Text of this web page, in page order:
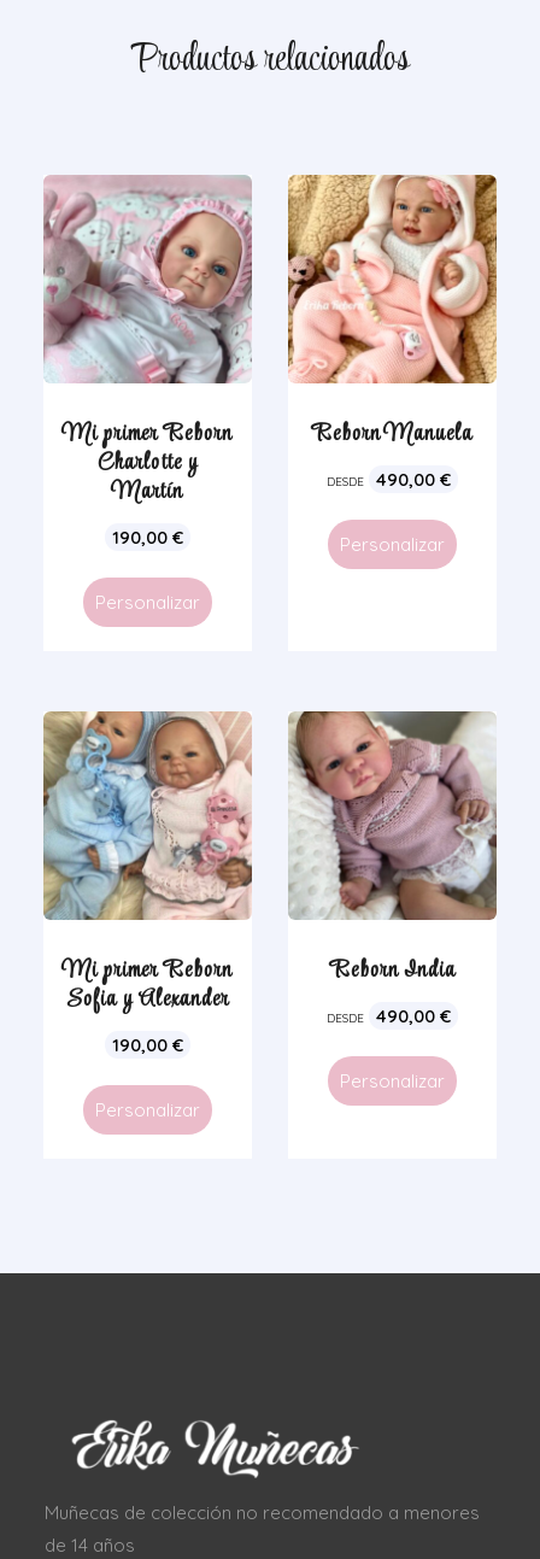
Productos relacionados
Mi primer Reborn
Charlotte y
Martín
190,00 €
Personalizar
Reborn Manuela
DESDE 490,00€
Personalizar
Mi primer Reborn
Sofia y Alexander
190,00 €
Personalizar
Reborn India
DESDE 490,00€
Personalizar
Muñecas de colección no recomendado a menores
de 14 años